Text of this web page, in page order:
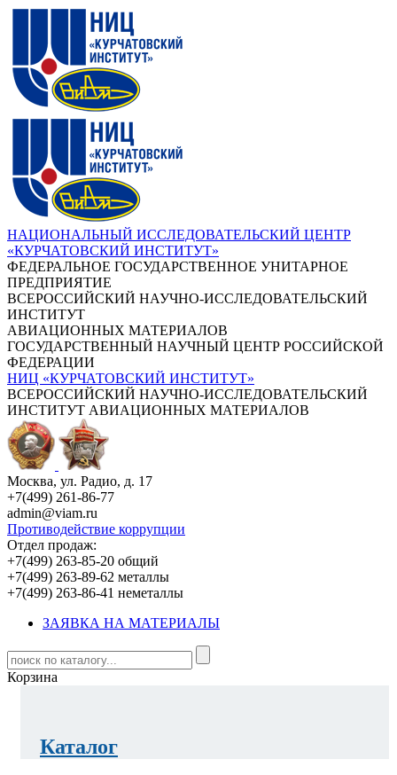
НАЦИОНАЛЬНЫЙ ИССЛЕДОВАТЕЛЬСКИЙ ЦЕНТР
«КУРЧАТОВСКИЙ ИНСТИТУТ»
ФЕДЕРАЛЬНОЕ ГОСУДАРСТВЕННОЕ УНИТАРНОЕ
ПРЕДПРИЯТИЕ
ВСЕРОССИЙСКИЙ НАУЧНО-ИССЛЕДОВАТЕЛЬСКИЙ
ИНСТИТУТ
АВИАЦИОННЫХ МАТЕРИАЛОВ
ГОСУДАРСТВЕННЫЙ НАУЧНЫЙ ЦЕНТР РОССИЙСКОЙ
ФЕДЕРАЦИИ
НИЦ «КУРЧАТОВСКИЙ ИНСТИТУТ»
ВСЕРОССИЙСКИЙ НАУЧНО-ИССЛЕДОВАТЕЛЬСКИЙ
ИНСТИТУТ АВИАЦИОННЫХ МАТЕРИАЛОВ
Москва, ул. Радио, д. 17
+7(499) 261-86-77
admin@viam.ru
Противодействие коррупции
Отдел продаж:
+7(499) 263-85-20 общий
+7(499) 263-89-62 металлы
+7(499) 263-86-41 неметаллы
ЗАЯВКА НА МАТЕРИАЛЫ
Корзина
Каталог